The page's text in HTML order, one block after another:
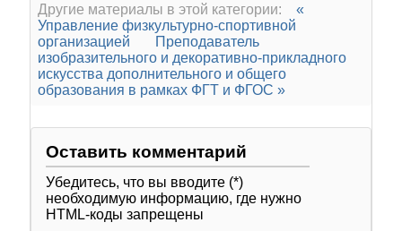
Другие материалы в этой категории:
«
Управление физкультурно-спортивной
организацией
Преподаватель
изобразительного и декоративно-прикладного
искусства дополнительного и общего
образования в рамках ФГТ и ФГОС »
Оставить комментарий
Убедитесь, что вы вводите (*)
необходимую информацию, где нужно
HTML-коды запрещены